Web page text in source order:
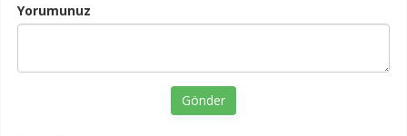
Yorumunuz
Gönder